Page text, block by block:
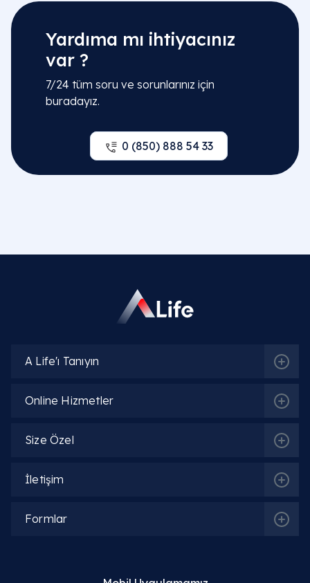
Yardıma mı ihtiyacınız
var ?
7/24 tüm soru ve sorunlarınız için
buradayız.
0 (850) 888 54 33
A Life'ı Tanıyın
Online Hizmetler
Size Özel
İletişim
Formlar